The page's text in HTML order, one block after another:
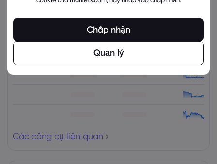
Các công cụ liên quan
Tài sản % Thay đổi
Các công cụ liên quan
Chấp nhận
Quản lý